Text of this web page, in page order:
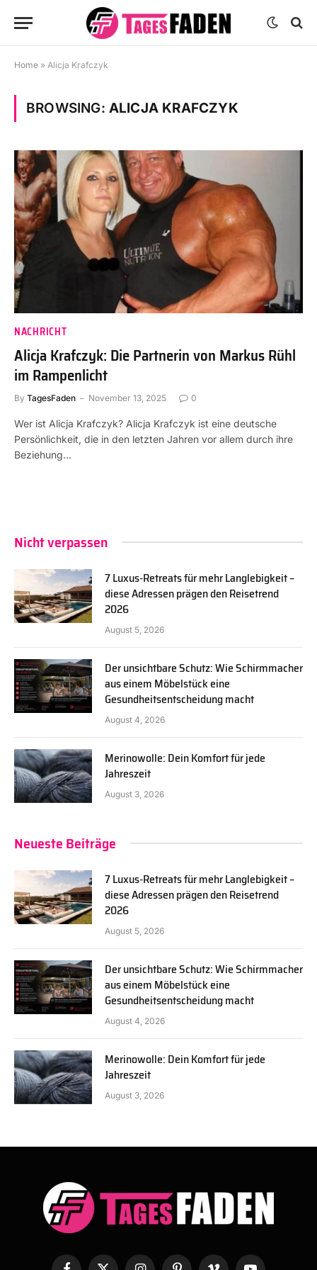
Home » Alicja Krafczyk
BROWSING: ALICJA KRAFCZYK
NACHRICHT
Alicja Krafczyk: Die Partnerin von Markus Rühl
im Rampenlicht
By TagesFaden November 13, 2025 0
Wer ist Alicja Krafczyk? Alicja Krafczyk ist eine deutsche
Persönlichkeit, die in den letzten Jahren vor allem durch ihre
Beziehung…
Nicht verpassen
7 Luxus-Retreats für mehr Langlebigkeit –
diese Adressen prägen den Reisetrend
2026
August 5, 2026
Der unsichtbare Schutz: Wie Schirmmacher
aus einem Möbelstück eine
Gesundheitsentscheidung macht
August 4, 2026
Merinowolle: Dein Komfort für jede
Jahreszeit
August 3, 2026
Neueste Beiträge
7 Luxus-Retreats für mehr Langlebigkeit –
diese Adressen prägen den Reisetrend
2026
August 5, 2026
Der unsichtbare Schutz: Wie Schirmmacher
aus einem Möbelstück eine
Gesundheitsentscheidung macht
August 4, 2026
Merinowolle: Dein Komfort für jede
Jahreszeit
August 3, 2026